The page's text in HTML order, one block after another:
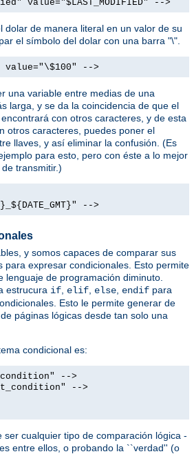
value="$LAST_MODIFIED" -->
dolar de manera literal en un valor de su
el símbolo del dolar con una barra "\".
-->
una variable entre medias de una
larga, y se da la coincidencia de que el
con otros caracteres, y de esta
otros caracteres, puedes poner el
llaves, y así eliminar la confusión. (Es
para esto, pero con éste a lo mejor
transmitir.)
-->
y somos capaces de comparar sus
para expresar condicionales. Esto permite
lenguaje de programación diminuto.
estrucura if elif else endif para
Esto le permite generar de
páginas lógicas desde tan solo una
condicional es:
-->
-->
ser cualquier tipo de comparación lógica -
entre ellos, o probando la ``verdad'' (o